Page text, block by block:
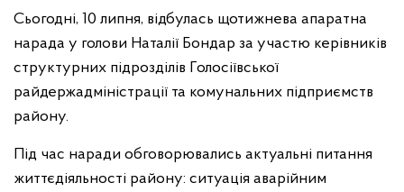
Сьогодні, 10 липня, відбулась щотижнева апаратна
нарада у голови Наталії Бондар за участю керівників
структурних підрозділів Голосіївської
райдержадміністрації та комунальних підприємств
району.
Під час наради обговорювались актуальні питання
життєдіяльності району: ситуація аварійним